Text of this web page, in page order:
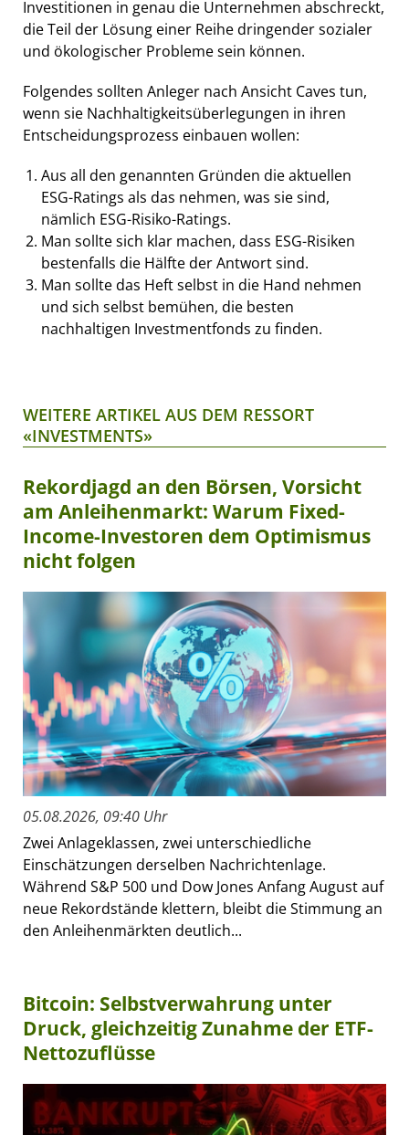
Investitionen in genau die Unternehmen abschreckt,
die Teil der Lösung einer Reihe dringender sozialer
und ökologischer Probleme sein können.
Folgendes sollten Anleger nach Ansicht Caves tun,
wenn sie Nachhaltigkeitsüberlegungen in ihren
Entscheidungsprozess einbauen wollen:
Aus all den genannten Gründen die aktuellen
ESG-Ratings als das nehmen, was sie sind,
nämlich ESG-Risiko-Ratings.
Man sollte sich klar machen, dass ESG-Risiken
bestenfalls die Hälfte der Antwort sind.
Man sollte das Heft selbst in die Hand nehmen
und sich selbst bemühen, die besten
nachhaltigen Investmentfonds zu finden.
WEITERE ARTIKEL AUS DEM RESSORT
«INVESTMENTS»
Rekordjagd an den Börsen, Vorsicht
am Anleihenmarkt: Warum Fixed-
Income-Investoren dem Optimismus
nicht folgen
05.08.2026, 09:40 Uhr
Zwei Anlageklassen, zwei unterschiedliche
Einschätzungen derselben Nachrichtenlage.
Während S&P 500 und Dow Jones Anfang August auf
neue Rekordstände klettern, bleibt die Stimmung an
den Anleihenmärkten deutlich...
Bitcoin: Selbstverwahrung unter
Druck, gleichzeitig Zunahme der ETF-
Nettozuflüsse